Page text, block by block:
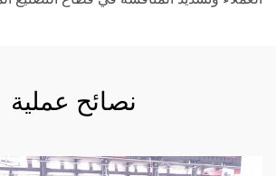
نصائح عملية